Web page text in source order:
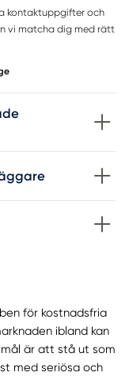
kontaktuppgifter och
vi matcha dig med rätt
för kostnadsfria
ibland kan
är att stå ut som
med seriösa och